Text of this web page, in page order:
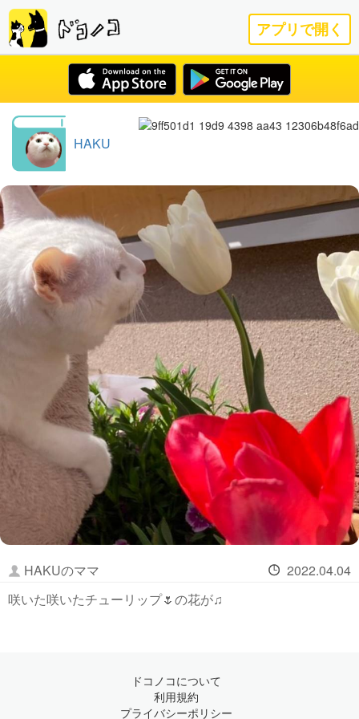
アプリで開く
HAKU
HAKUのママ
2022.04.04
咲いた咲いたチューリップ🌷の花が♫
ドコノコについて
利用規約
プライバシーポリシー